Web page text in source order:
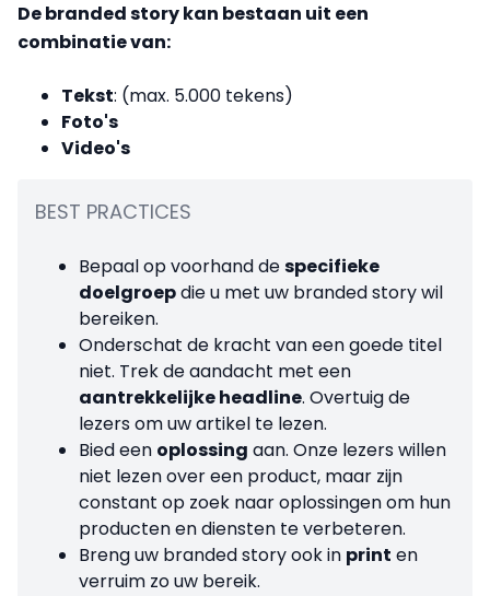
De branded story kan bestaan uit een
combinatie van:
Tekst: (max. 5.000 tekens)
Foto's
Video's
BEST PRACTICES
Bepaal op voorhand despecifieke
doelgroepdie u met uw branded story wil
bereiken.
Onderschat de kracht van een goede titel
niet. Trek de aandacht met een
aantrekkelijke headline. Overtuig de
lezers om uw artikel te lezen.
Bied een oplossing aan. Onze lezers willen
niet lezen over een product, maar zijn
constant op zoek naar oplossingen om hun
producten en diensten te verbeteren.
Breng uw branded story ook in print en
verruim zo uw bereik.